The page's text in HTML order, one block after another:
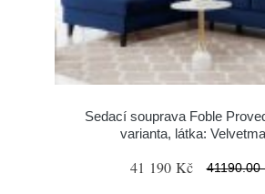
Sedací souprava Foble
varianta, látka:
41 190 Kč 41190.00